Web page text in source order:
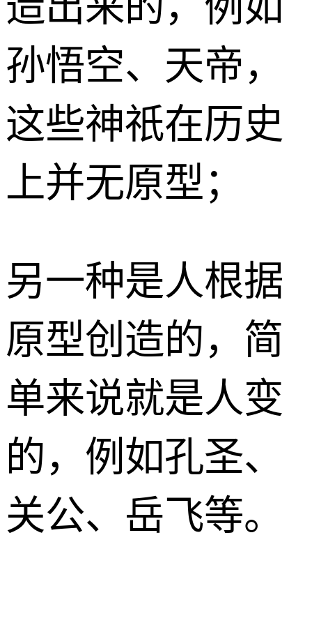
孙悟空、天帝，
这些神祇在历史
上并无原型；
另一种是人根据
原型创造的，简
单来说就是人变
的，例如孔圣、
关公、岳飞等。